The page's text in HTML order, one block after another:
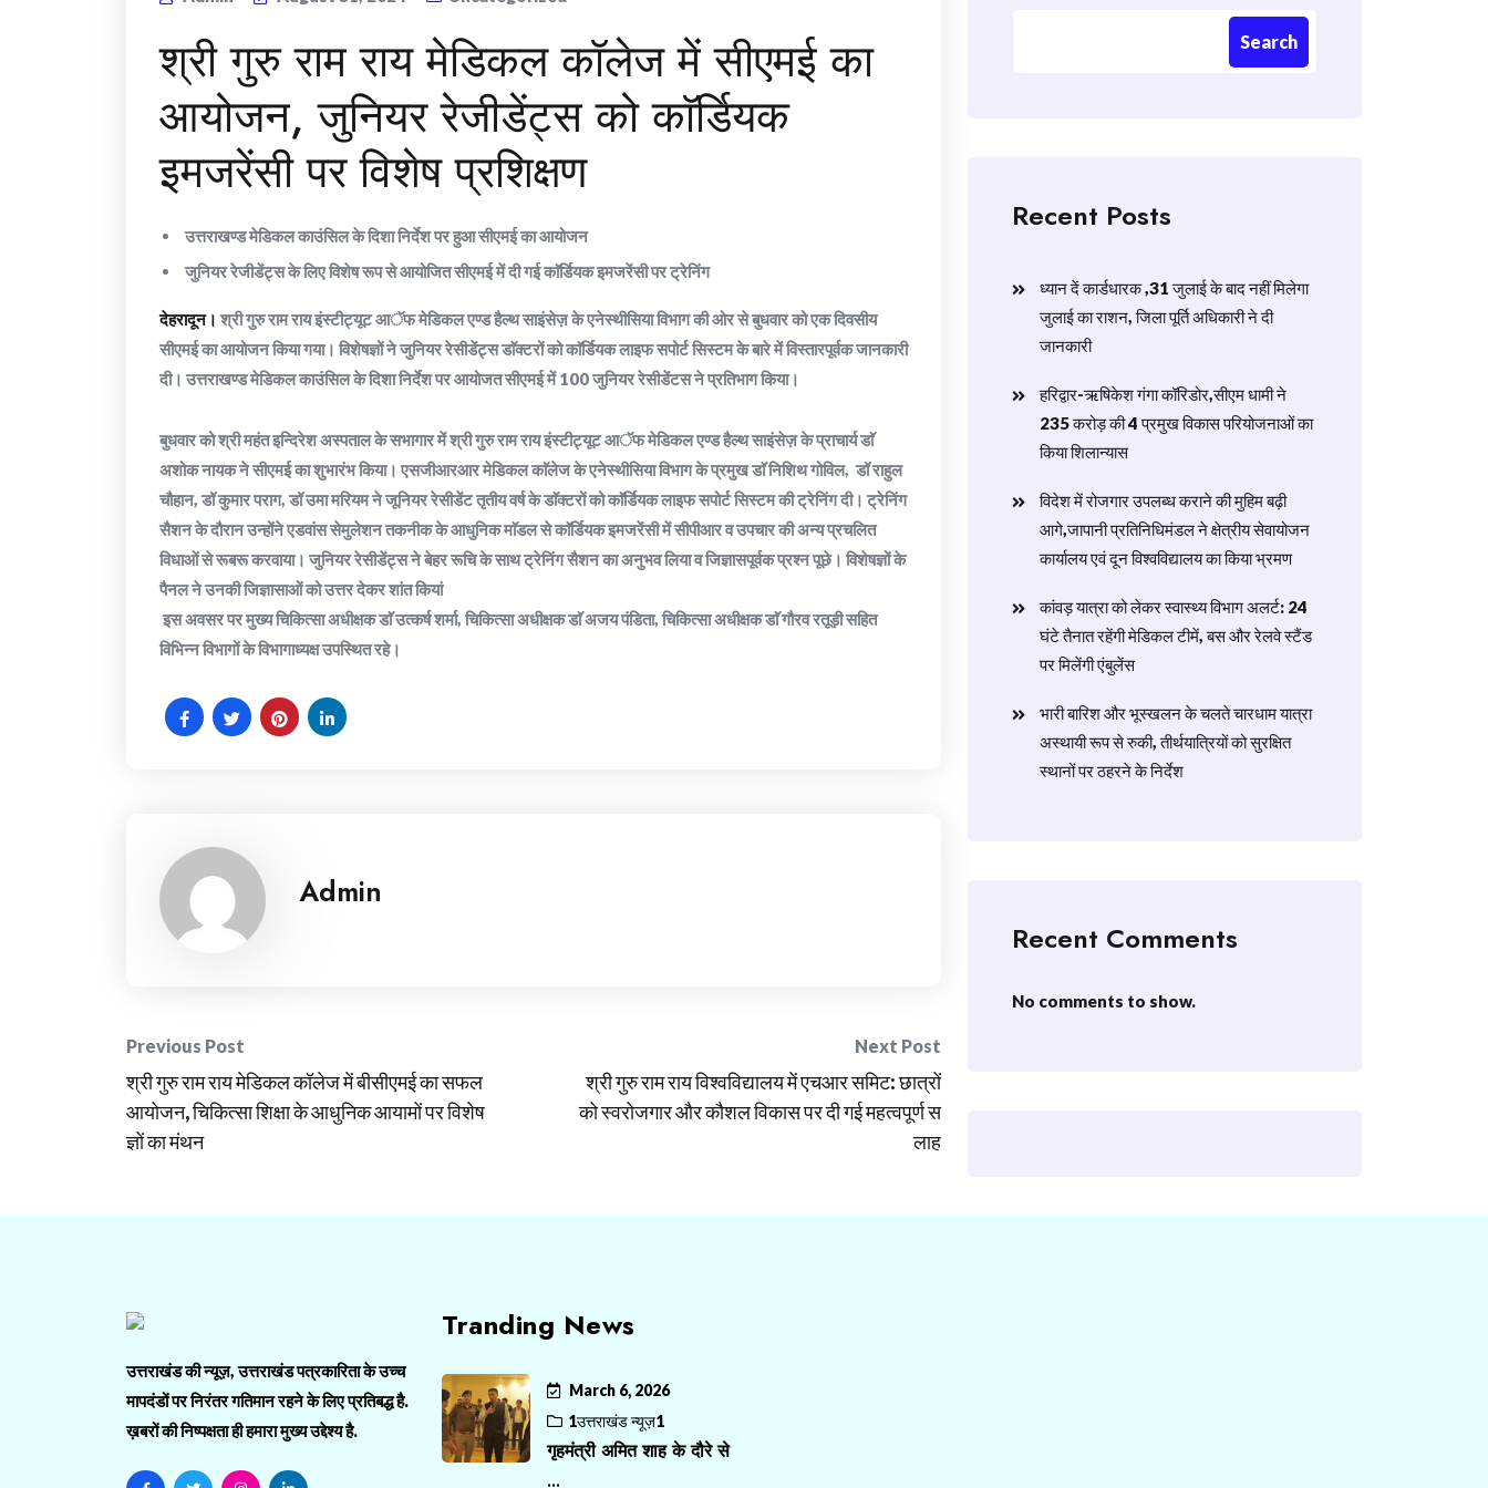
श्री गुरु राम राय मेडिकल कॉलेज में सीएमई का
आयोजन, जुनियर रेजीडेंट्स को काॅर्डियक
इमजरेंसी पर विशेष प्रशिक्षण
उत्तराखण्ड मेडिकल काउंसिल के दिशा निर्देश पर हुआ सीएमई का आयोजन
जुनियर रेजीडेंट्स के लिए विशेष रूप से आयोजित सीएमई में दी गई काॅर्डियक इमजरेंसी पर ट्रेनिंग
देहरादून। श्री गुरु राम राय इंस्टीट्यूट आॅफ मेडिकल एण्ड हैल्थ साइंसेज़ के एनेस्थीसिया विभाग की ओर से बुधवार को एक दिवसीय
सीएमई का आयोजन किया गया। विशेषज्ञों ने जुनियर रेसीडेंट्स डाॅक्टरों को काॅर्डियक लाइफ सपोर्ट सिस्टम के बारे में विस्तारपूर्वक जानकारी
दी। उत्तराखण्ड मेडिकल काउंसिल के दिशा निर्देश पर आयोजत सीएमई में 100 जुनियर रेसीडेंटस ने प्रतिभाग किया।
बुधवार को श्री महंत इन्दिरेश अस्पताल के सभागार में श्री गुरु राम राय इंस्टीट्यूट आॅफ मेडिकल एण्ड हैल्थ साइंसेज़ के प्राचार्य डाॅ
अशोक नायक ने सीएमई का शुभारंभ किया। एसजीआरआर मेडिकल काॅलेज के एनेस्थीसिया विभाग के प्रमुख डाॅ निशिथ गोविल, डॉ राहुल
चौहान, डॉ कुमार पराग, डॉ उमा मरियम ने जूनियर रेसीडेंट तृतीय वर्ष के डाॅक्टरों को काॅर्डियक लाइफ सपोर्ट सिस्टम की ट्रेनिंग दी। ट्रेनिंग
सैशन के दौरान उन्होंने एडवांस सेमुलेशन तकनीक के आधुनिक माॅडल से काॅर्डियक इमजरेंसी में सीपीआर व उपचार की अन्य प्रचलित
विधाओं से रूबरू करवाया। जुनियर रेसीडेंट्स ने बेहर रूचि के साथ ट्रेनिंग सैशन का अनुभव लिया व जिज्ञासपूर्वक प्रश्न पूछे। विशेषज्ञों के
पैनल ने उनकी जिज्ञासाओं को उत्तर देकर शांत कियां
इस अवसर पर मुख्य चिकित्सा अधीक्षक डाॅ उत्कर्ष शर्मा, चिकित्सा अधीक्षक डाॅ अजय पंडिता, चिकित्सा अधीक्षक डाॅ गौरव रतूड़ी सहित
विभिन्न विभागों के विभागाध्यक्ष उपस्थित रहे।
Admin
Post
navigation
Previous Post
श्री गुरु राम राय मेडिकल कॉलेज में बीसीएमई का सफल
आयोजन, चिकित्सा शिक्षा के आधुनिक आयामों पर विशेष
ज्ञों का मंथन
Next Post
श्री गुरु राम राय विश्वविद्यालय में एचआर समिट: छात्रों
को स्वरोजगार और कौशल विकास पर दी गई महत्वपूर्ण स
लाह
Search
Recent Posts
ध्यान दें कार्डधारक ,31 जुलाई के बाद नहीं मिलेगा
जुलाई का राशन, जिला पूर्ति अधिकारी ने दी
जानकारी
हरिद्वार-ऋषिकेश गंगा कॉरिडोर,सीएम धामी ने
235 करोड़ की 4 प्रमुख विकास परियोजनाओं का
किया शिलान्यास
विदेश में रोजगार उपलब्ध कराने की मुहिम बढ़ी
आगे,जापानी प्रतिनिधिमंडल ने क्षेत्रीय सेवायोजन
कार्यालय एवं दून विश्वविद्यालय का किया भ्रमण
​कांवड़ यात्रा को लेकर स्वास्थ्य विभाग अलर्ट: 24
घंटे तैनात रहेंगी मेडिकल टीमें, बस और रेलवे स्टैंड
पर मिलेंगी एंबुलेंस
​भारी बारिश और भूस्खलन के चलते चारधाम यात्रा
अस्थायी रूप से रुकी, तीर्थयात्रियों को सुरक्षित
स्थानों पर ठहरने के निर्देश
Recent Comments
No comments to show.
उत्तराखंड की न्यूज़, उत्तराखंड पत्रकारिता के उच्च
मापदंडों पर निरंतर गतिमान रहने के लिए प्रतिबद्ध है.
ख़बरों की निष्पक्षता ही हमारा मुख्य उद्देश्य है.
Tranding News
March 6, 2026
1उत्तराखंड न्यूज़1
गृहमंत्री अमित शाह के दौरे से
...